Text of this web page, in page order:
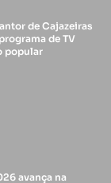
de Cajazeiras
de TV
popular
avança na